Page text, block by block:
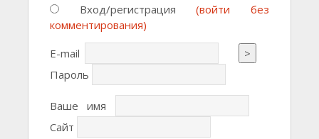
Вход/регистрация(войти без
комментирования)
E-mail
>
Пароль
Ваше имя
Сайт